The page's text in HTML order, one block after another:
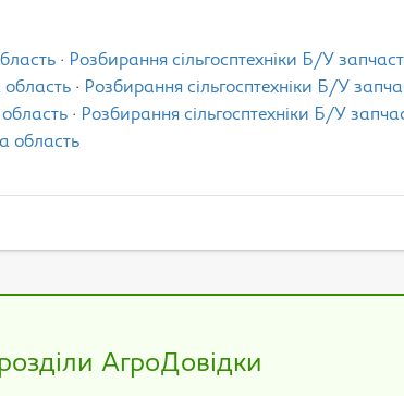
· Розбирання сільгосптехніки Б/У
область · Розбирання сільгосптехніки Б/У
· Розбирання сільгосптехніки Б/У
область
АгроДовідки